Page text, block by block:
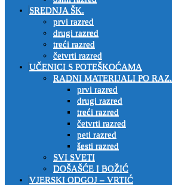
SREDNJA ŠK.
prvi razred
drugi razred
treći razred
četvrti razred
UČENICI S POTEŠKOĆAMA
RADNI MATERIJALI PO RAZ.
prvi razred
drugi razred
treći razred
četvrti razred
peti razred
šesti razred
SVI SVETI
DOŠAŠĆE I BOŽIĆ
VJERSKI ODGOJ – VRTIĆ